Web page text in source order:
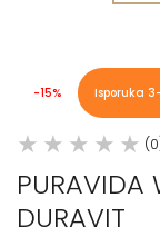
-15% Isporuka
DURAVIT